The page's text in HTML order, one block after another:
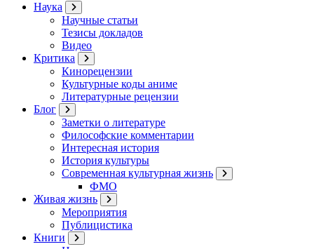
Наука
Научные статьи
Тезисы докладов
Видео
Критика
Кинорецензии
Культурные коды аниме
Литературные рецензии
Блог
Заметки о литературе
Философские комментарии
Интересная история
История культуры
Современная культурная жизнь
ФМО
Живая жизнь
Мероприятия
Публицистика
Книги